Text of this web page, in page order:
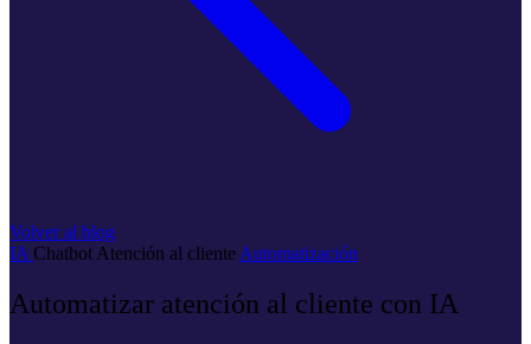
Volver al blog
IA Chatbot Atención al cliente Automatización
Automatizar atención al cliente con IA